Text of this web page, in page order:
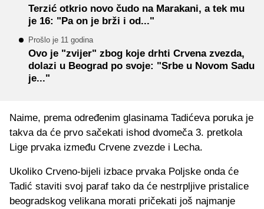
Terzić otkrio novo čudo na Marakani, a tek mu
je 16: "Pa on je brži i od..."
Prošlo je 11 godina
Ovo je "zvijer" zbog koje drhti Crvena zvezda,
dolazi u Beograd po svoje: "Srbe u Novom Sadu
je..."
Naime, prema određenim glasinama Tadićeva poruka je
takva da će prvo sačekati ishod dvomeča 3. pretkola
Lige prvaka između Crvene zvezde i Lecha.
Ukoliko Crveno-bijeli izbace prvaka Poljske onda će
Tadić staviti svoj paraf tako da će nestrpljive pristalice
beogradskog velikana morati pričekati još najmanje